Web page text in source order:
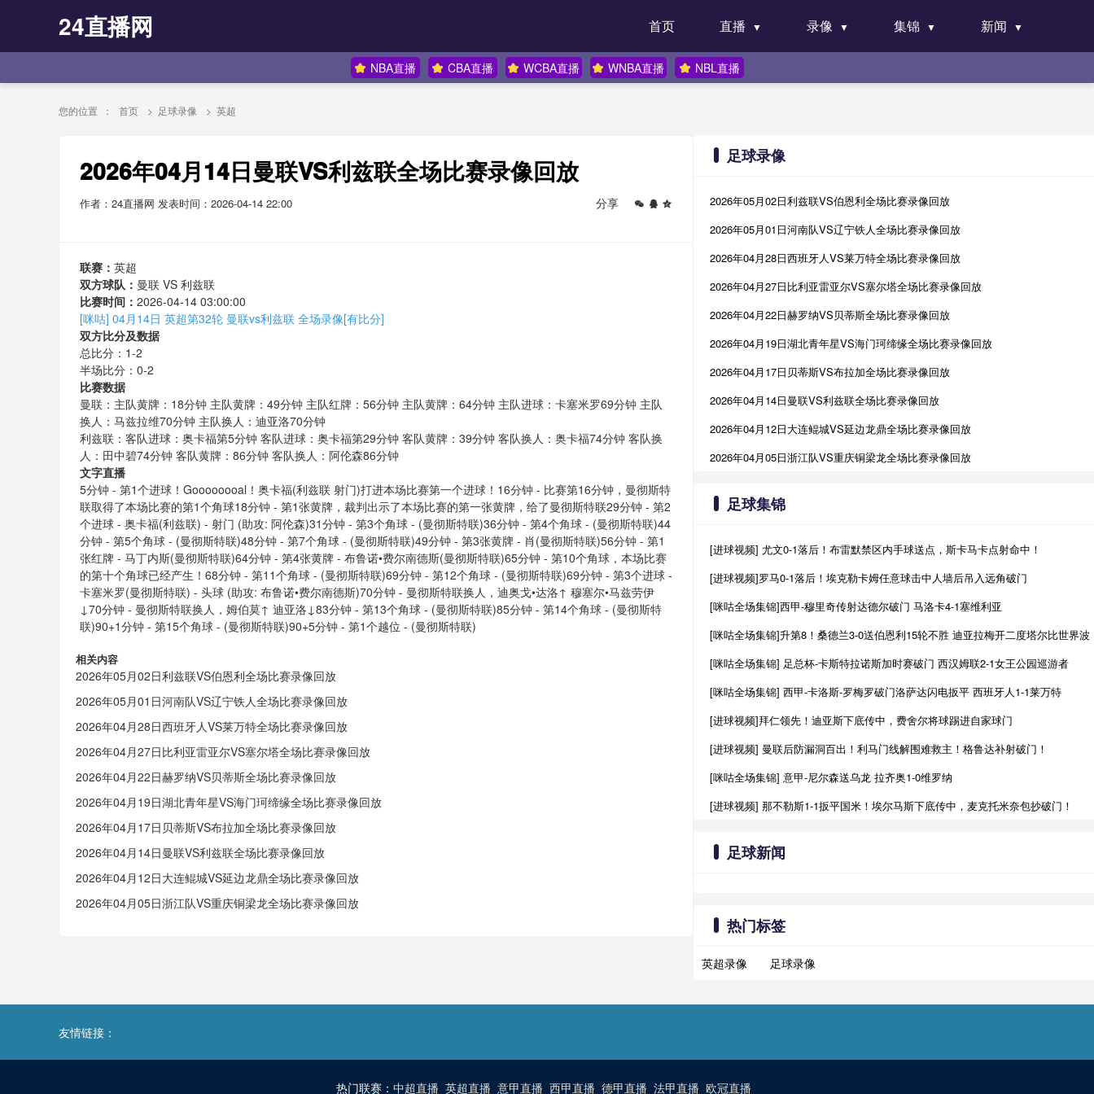
24直播网 首页 直播 录像 集锦 新闻
NBA直播 CBA直播 WCBA直播 WNBA直播 NBL直播
您的位置 ： 首页 > 足球录像 > 英超
2026年04月14日曼联VS利兹联全场比赛录像回放
作者：24直播网 发表时间：2026-04-14 22:00 分享
联赛： 英超
双方球队： 曼联 VS 利兹联
比赛时间： 2026-04-14 03:00:00
[咪咕] 04月14日 英超第32轮 曼联vs利兹联 全场录像[有比分]
双方比分及数据
总比分：1-2
半场比分：0-2
比赛数据
曼联：主队黄牌：18分钟 主队黄牌：49分钟 主队红牌：56分钟 主队黄牌：64分钟 主队进球：卡塞米罗69分钟 主队
换人：马兹拉维70分钟 主队换人：迪亚洛70分钟
利兹联：客队进球：奥卡福第5分钟 客队进球：奥卡福第29分钟 客队黄牌：39分钟 客队换人：奥卡福74分钟 客队换
人：田中碧74分钟 客队黄牌：86分钟 客队换人：阿伦森86分钟
文字直播
5分钟 - 第1个进球！Goooooooal！奥卡福(利兹联 射门)打进本场比赛第一个进球！16分钟 - 比赛第16分钟，曼彻斯特
联取得了本场比赛的第1个角球18分钟 - 第1张黄牌，裁判出示了本场比赛的第一张黄牌，给了曼彻斯特联29分钟 - 第2
个进球 - 奥卡福(利兹联) - 射门 (助攻: 阿伦森)31分钟 - 第3个角球 - (曼彻斯特联)36分钟 - 第4个角球 - (曼彻斯特联)44
分钟 - 第5个角球 - (曼彻斯特联)48分钟 - 第7个角球 - (曼彻斯特联)49分钟 - 第3张黄牌 - 肖(曼彻斯特联)56分钟 - 第1
张红牌 - 马丁内斯(曼彻斯特联)64分钟 - 第4张黄牌 - 布鲁诺•费尔南德斯(曼彻斯特联)65分钟 - 第10个角球，本场比赛
的第十个角球已经产生！68分钟 - 第11个角球 - (曼彻斯特联)69分钟 - 第12个角球 - (曼彻斯特联)69分钟 - 第3个进球 -
卡塞米罗(曼彻斯特联) - 头球 (助攻: 布鲁诺•费尔南德斯)70分钟 - 曼彻斯特联换人，迪奥戈•达洛↑ 穆塞尔•马兹劳伊
↓70分钟 - 曼彻斯特联换人，姆伯莫↑ 迪亚洛↓83分钟 - 第13个角球 - (曼彻斯特联)85分钟 - 第14个角球 - (曼彻斯特
联)90+1分钟 - 第15个角球 - (曼彻斯特联)90+5分钟 - 第1个越位 - (曼彻斯特联)
相关内容
2026年05月02日利兹联VS伯恩利全场比赛录像回放
2026年05月01日河南队VS辽宁铁人全场比赛录像回放
2026年04月28日西班牙人VS莱万特全场比赛录像回放
2026年04月27日比利亚雷亚尔VS塞尔塔全场比赛录像回放
2026年04月22日赫罗纳VS贝蒂斯全场比赛录像回放
2026年04月19日湖北青年星VS海门珂缔缘全场比赛录像回放
2026年04月17日贝蒂斯VS布拉加全场比赛录像回放
2026年04月14日曼联VS利兹联全场比赛录像回放
2026年04月12日大连鲲城VS延边龙鼎全场比赛录像回放
2026年04月05日浙江队VS重庆铜梁龙全场比赛录像回放
足球录像
2026年05月02日利兹联VS伯恩利全场比赛录像回放
2026年05月01日河南队VS辽宁铁人全场比赛录像回放
2026年04月28日西班牙人VS莱万特全场比赛录像回放
2026年04月27日比利亚雷亚尔VS塞尔塔全场比赛录像回放
2026年04月22日赫罗纳VS贝蒂斯全场比赛录像回放
2026年04月19日湖北青年星VS海门珂缔缘全场比赛录像回放
2026年04月17日贝蒂斯VS布拉加全场比赛录像回放
2026年04月14日曼联VS利兹联全场比赛录像回放
2026年04月12日大连鲲城VS延边龙鼎全场比赛录像回放
2026年04月05日浙江队VS重庆铜梁龙全场比赛录像回放
足球集锦
[进球视频] 尤文0-1落后！布雷默禁区内手球送点，斯卡马卡点射命中！
[进球视频]罗马0-1落后！埃克勒卡姆任意球击中人墙后吊入远角破门
[咪咕全场集锦]西甲-穆里奇传射达德尔破门 马洛卡4-1塞维利亚
[咪咕全场集锦]升第8！桑德兰3-0送伯恩利15轮不胜 迪亚拉梅开二度塔尔比世界波
[咪咕全场集锦] 足总杯-卡斯特拉诺斯加时赛破门 西汉姆联2-1女王公园巡游者
[咪咕全场集锦] 西甲-卡洛斯-罗梅罗破门洛萨达闪电扳平 西班牙人1-1莱万特
[进球视频]拜仁领先！迪亚斯下底传中，费舍尔将球踢进自家球门
[进球视频] 曼联后防漏洞百出！利马门线解围难救主！格鲁达补射破门！
[咪咕全场集锦] 意甲-尼尔森送乌龙 拉齐奥1-0维罗纳
[进球视频] 那不勒斯1-1扳平国米！埃尔马斯下底传中，麦克托米奈包抄破门！
足球新闻
热门标签
英超录像 足球录像
友情链接：
热门联赛： 中超直播 英超直播 意甲直播 西甲直播 德甲直播 法甲直播 欧冠直播